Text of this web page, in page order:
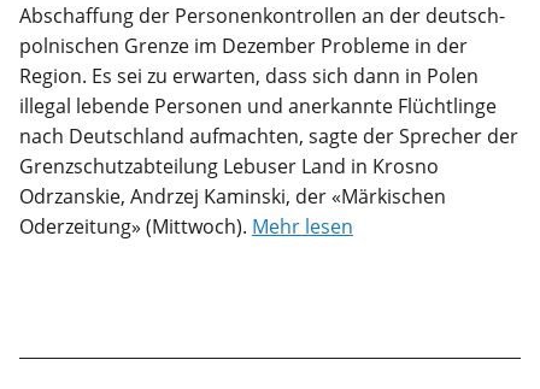
Abschaffung der Personenkontrollen an der deutsch-
polnischen Grenze im Dezember Probleme in der
Region. Es sei zu erwarten, dass sich dann in Polen
illegal lebende Personen und anerkannte Flüchtlinge
nach Deutschland aufmachten, sagte der Sprecher der
Grenzschutzabteilung Lebuser Land in Krosno
Odrzanskie, Andrzej Kaminski, der «Märkischen
Oderzeitung» (Mittwoch). Mehr lesen